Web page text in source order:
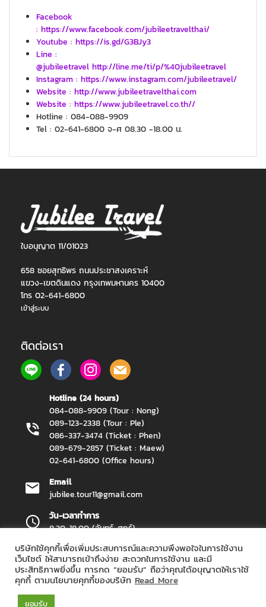
Facebook
: https://www.facebook.com/jubileetravelthai/
Youtube : https://is.gd/G3BJy3
Line :
@jubileetravel http://line.me/ti/p/%40jubileetravel
Instagram : https://www.instagram.com/jubileetravel/
Website : http://www.jubileetravelthai.com
Website : https://www.jubileetravel.co.th//
Hotline : 084-088-9909
Tel : 02-641-6800 จ-ศ 08.30 -18.00 น.
ใบอนุญาต 11/01023
658 ซอยสุทธิพร ถนนประชาสงเคราะห์
แขวง-เขตดินแดง กรุงเทพมหานคร 10400
โทร 02-641-6800
เข้าสู่ระบบ
ติดต่อเรา
Hotline (24 hours)
084-088-9909 (Tour : Nong)
089-123-2338 (Tour : Ple)
086-337-3474 (Ticket : Phen)
089-679-2857 (Ticket : Maew)
02-641-6800 (Office hours)
Email
jubilee.tour11@gmail.com
วัน-เวลาทำการ
8.30-18.00 (จันทร์-ศุกร์)
Jubilee Travel Copyright 2026.All Rights Reserved.
บริษัทใช้คุกกี้เพื่อเพิ่มประสบการณ์และความพึงพอใจในการใช้งาน
เว็บไซต์ ให้สามารถเข้าถึงง่าย สะดวกในการใช้งาน และมี
ประสิทธิภาพยิ่งขึ้น การกด “ยอมรับ” ถือว่าคุณได้อนุญาตให้เราใช้
คุกกี้ ตามนโยบายคุกกี้ของบริษัท Read More
ยอมรับ